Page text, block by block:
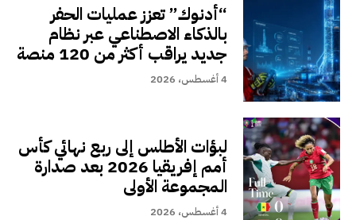
“أدنوك” تعزز عمليات الحفر
بالذكاء الاصطناعي عبر نظام
جديد يراقب أكثر من 120 منصة
4 أغسطس، 2026
لبؤات الأطلس إلى ربع نهائي كأس
أمم إفريقيا 2026 بعد صدارة
المجموعة الأولى
4 أغسطس، 2026